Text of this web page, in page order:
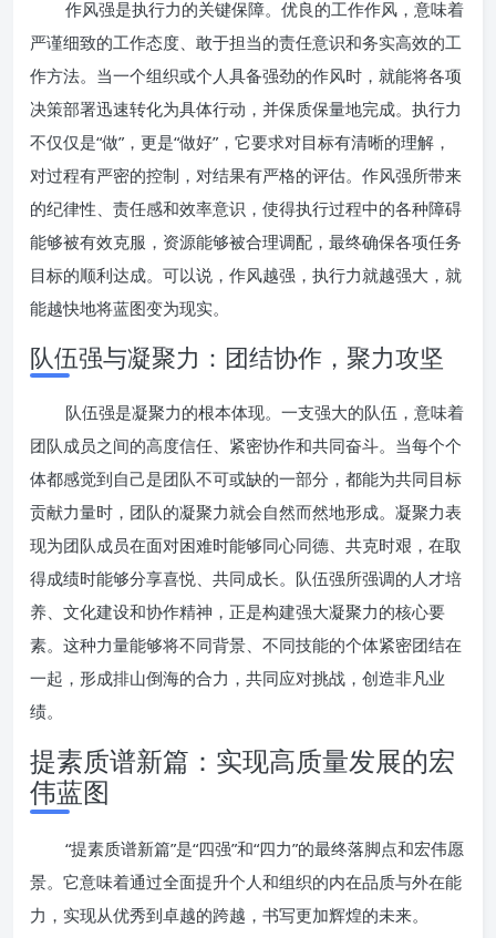
作风强是执行力的关键保障。优良的工作作风，意味着
严谨细致的工作态度、敢于担当的责任意识和务实高效的工
作方法。当一个组织或个人具备强劲的作风时，就能将各项
决策部署迅速转化为具体行动，并保质保量地完成。执行力
不仅仅是“做”，更是“做好”，它要求对目标有清晰的理解，
对过程有严密的控制，对结果有严格的评估。作风强所带来
的纪律性、责任感和效率意识，使得执行过程中的各种障碍
能够被有效克服，资源能够被合理调配，最终确保各项任务
目标的顺利达成。可以说，作风越强，执行力就越强大，就
能越快地将蓝图变为现实。
队伍强与凝聚力：团结协作，聚力攻坚
队伍强是凝聚力的根本体现。一支强大的队伍，意味着
团队成员之间的高度信任、紧密协作和共同奋斗。当每个个
体都感觉到自己是团队不可或缺的一部分，都能为共同目标
贡献力量时，团队的凝聚力就会自然而然地形成。凝聚力表
现为团队成员在面对困难时能够同心同德、共克时艰，在取
得成绩时能够分享喜悦、共同成长。队伍强所强调的人才培
养、文化建设和协作精神，正是构建强大凝聚力的核心要
素。这种力量能够将不同背景、不同技能的个体紧密团结在
一起，形成排山倒海的合力，共同应对挑战，创造非凡业
绩。
提素质谱新篇：实现高质量发展的宏
伟蓝图
“提素质谱新篇”是“四强”和“四力”的最终落脚点和宏伟愿
景。它意味着通过全面提升个人和组织的内在品质与外在能
力，实现从优秀到卓越的跨越，书写更加辉煌的未来。